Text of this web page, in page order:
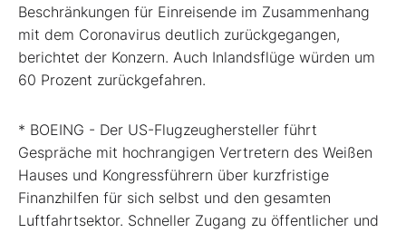
Beschränkungen für Einreisende im Zusammenhang
mit dem Coronavirus deutlich zurückgegangen,
berichtet der Konzern. Auch Inlandsflüge würden um
60 Prozent zurückgefahren.
* BOEING - Der US-Flugzeughersteller führt
Gespräche mit hochrangigen Vertretern des Weißen
Hauses und Kongressführern über kurzfristige
Finanzhilfen für sich selbst und den gesamten
Luftfahrtsektor. Schneller Zugang zu öffentlicher und